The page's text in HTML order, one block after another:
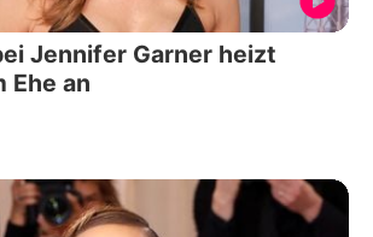
Jennifer Garner heizt
Ehe an